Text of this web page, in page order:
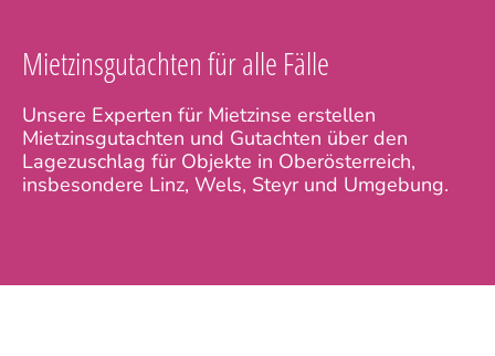
Mietzinsgutachten für alle Fälle
Unsere Experten für Mietzinse erstellen
Mietzinsgutachten und Gutachten über den
Lagezuschlag für Objekte in Oberösterreich,
insbesondere Linz, Wels, Steyr und Umgebung.